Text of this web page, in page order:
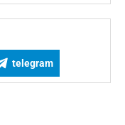
telegram